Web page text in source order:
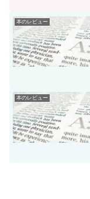
本のレビュー
本のレビュー